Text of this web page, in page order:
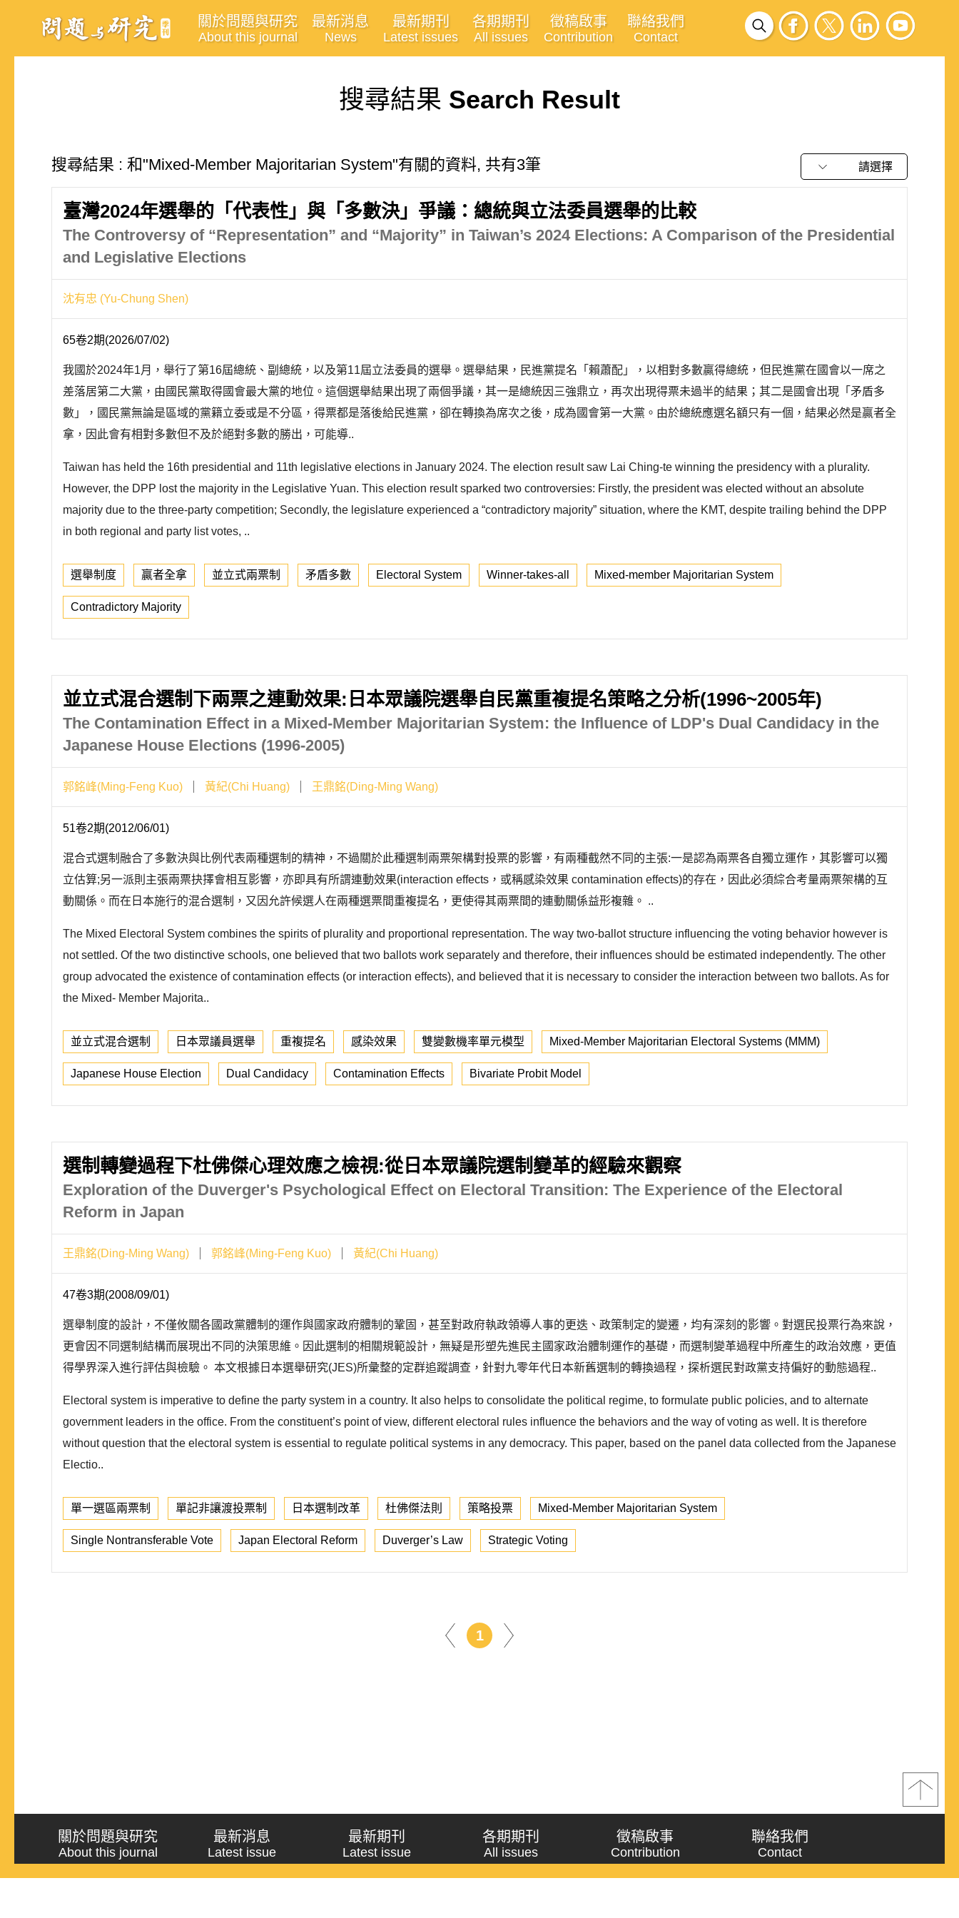
關於問題與研究
About this journal
最新消息
News
最新期刊
Latest issues
各期期刊
All issues
徵稿啟事
Contribution
聯絡我們
Contact
搜尋結果 Search Result
搜尋結果 : 和"Mixed-Member Majoritarian System"有關的資料, 共有3筆 請選擇
臺灣2024年選舉的「代表性」與「多數決」爭議：總統與立法委員選舉的比較
The Controversy of “Representation” and “Majority” in Taiwan’s 2024 Elections: A Comparison of the Presidential
and Legislative Elections
沈有忠 (Yu-Chung Shen)
65卷2期(2026/07/02)
我國於2024年1月，舉行了第16屆總統、副總統，以及第11屆立法委員的選舉。選舉結果，民進黨提名「賴蕭配」，以相對多數贏得總統，但民進黨在國會以一席之
差落居第二大黨，由國民黨取得國會最大黨的地位。這個選舉結果出現了兩個爭議，其一是總統因三強鼎立，再次出現得票未過半的結果；其二是國會出現「矛盾多
數」，國民黨無論是區域的黨籍立委或是不分區，得票都是落後給民進黨，卻在轉換為席次之後，成為國會第一大黨。由於總統應選名額只有一個，結果必然是贏者全
拿，因此會有相對多數但不及於絕對多數的勝出，可能導..
Taiwan has held the 16th presidential and 11th legislative elections in January 2024. The election result saw Lai Ching-te winning the presidency with a plurality.
However, the DPP lost the majority in the Legislative Yuan. This election result sparked two controversies: Firstly, the president was elected without an absolute
majority due to the three-party competition; Secondly, the legislature experienced a “contradictory majority” situation, where the KMT, despite trailing behind the DPP
in both regional and party list votes, ..
選舉制度 贏者全拿 並立式兩票制 矛盾多數 Electoral System Winner-takes-all Mixed-member Majoritarian System
Contradictory Majority
並立式混合選制下兩票之連動效果:日本眾議院選舉自民黨重複提名策略之分析(1996~2005年)
The Contamination Effect in a Mixed-Member Majoritarian System: the Influence of LDP's Dual Candidacy in the
Japanese House Elections (1996-2005)
郭銘峰(Ming-Feng Kuo) 黃紀(Chi Huang) 王鼎銘(Ding-Ming Wang)
51卷2期(2012/06/01)
混合式選制融合了多數決與比例代表兩種選制的精神，不過關於此種選制兩票架構對投票的影響，有兩種截然不同的主張:一是認為兩票各自獨立運作，其影響可以獨
立估算;另一派則主張兩票抉擇會相互影響，亦即具有所謂連動效果(interaction effects，或稱感染效果 contamination effects)的存在，因此必須綜合考量兩票架構的互
動關係。而在日本施行的混合選制，又因允許候選人在兩種選票間重複提名，更使得其兩票間的連動關係益形複雜。 ..
The Mixed Electoral System combines the spirits of plurality and proportional representation. The way two-ballot structure influencing the voting behavior however is
not settled. Of the two distinctive schools, one believed that two ballots work separately and therefore, their influences should be estimated independently. The other
group advocated the existence of contamination effects (or interaction effects), and believed that it is necessary to consider the interaction between two ballots. As for
the Mixed- Member Majorita..
並立式混合選制 日本眾議員選舉 重複提名 感染效果 雙變數機率單元模型 Mixed-Member Majoritarian Electoral Systems (MMM)
Japanese House Election Dual Candidacy Contamination Effects Bivariate Probit Model
選制轉變過程下杜佛傑心理效應之檢視:從日本眾議院選制變革的經驗來觀察
Exploration of the Duverger's Psychological Effect on Electoral Transition: The Experience of the Electoral
Reform in Japan
王鼎銘(Ding-Ming Wang) 郭銘峰(Ming-Feng Kuo) 黃紀(Chi Huang)
47卷3期(2008/09/01)
選舉制度的設計，不僅攸關各國政黨體制的運作與國家政府體制的鞏固，甚至對政府執政領導人事的更迭、政策制定的變遷，均有深刻的影響。對選民投票行為來說，
更會因不同選制結構而展現出不同的決策思維。因此選制的相關規範設計，無疑是形塑先進民主國家政治體制運作的基礎，而選制變革過程中所產生的政治效應，更值
得學界深入進行評估與檢驗。 本文根據日本選舉研究(JES)所彙整的定群追蹤調查，針對九零年代日本新舊選制的轉換過程，探析選民對政黨支持偏好的動態過程..
Electoral system is imperative to define the party system in a country. It also helps to consolidate the political regime, to formulate public policies, and to alternate
government leaders in the office. From the constituent’s point of view, different electoral rules influence the behaviors and the way of voting as well. It is therefore
without question that the electoral system is essential to regulate political systems in any democracy. This paper, based on the panel data collected from the Japanese
Electio..
單一選區兩票制 單記非讓渡投票制 日本選制改革 杜佛傑法則 策略投票 Mixed-Member Majoritarian System
Single Nontransferable Vote Japan Electoral Reform Duverger’s Law Strategic Voting
1
關於問題與研究
About this journal
最新消息
Latest issue
最新期刊
Latest issue
各期期刊
All issues
徵稿啟事
Contribution
聯絡我們
Contact